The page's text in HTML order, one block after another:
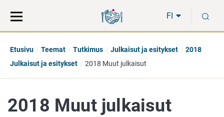
suoraan
sisältöön
koko
sivuston
FI
Etusivu Teemat Tutkimus Julkaisut ja esitykset
2018
Julkaisut ja esitykset
2018 Muut julkaisut
2018 Muut julkaisut